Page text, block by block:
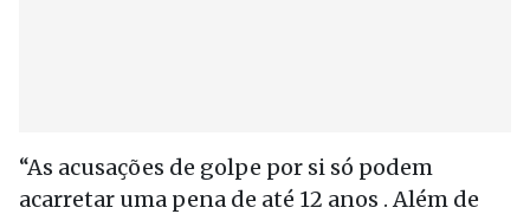
“As acusações de golpe por si só podem
acarretar uma pena de até 12 anos . Além de